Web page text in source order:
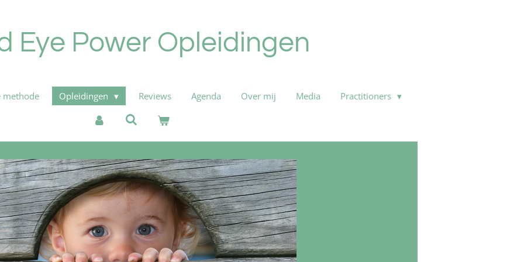
Eye Power Opleidingen
methode Opleidingen Reviews Agenda Over mij Media Practitioners